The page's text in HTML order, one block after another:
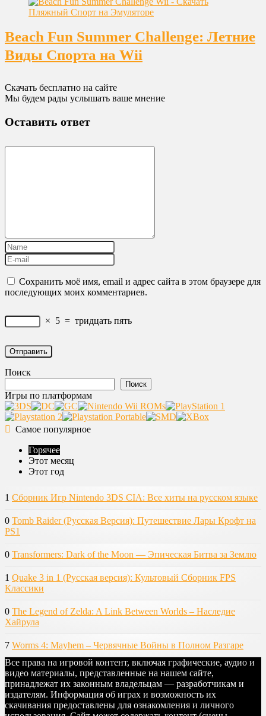
Beach Fun Summer Challenge: Летние
Виды Спорта на Wii
Скачать бесплатно на сайте
Мы будем рады услышать ваше мнение
Оставить ответ
Сохранить моё имя, email и адрес сайта в этом браузере для
последующих моих комментариев.
× 5 = тридцать пять
Поиск
Поиск
Игры по платформам
Самое популярное
Горячее
Этот месяц
Этот год
1 Сборник Игр Nintendo 3DS CIA: Все хиты на русском языке
0 Tomb Raider (Русская Версия): Путешествие Лары Крофт на
PS1
0 Transformers: Dark of the Moon — Эпическая Битва за Землю
1 Quake 3 in 1 (Русская версия): Культовый Сборник FPS
Классики
0 The Legend of Zelda: A Link Between Worlds – Наследие
Хайрула
7 Worms 4: Mayhem – Червячные Войны в Полном Разгаре
Все права на игровой контент, включая графические, аудио и
видео материалы, представленные на нашем сайте,
принадлежат их законным владельцам — разработчикам и
издателям. Информация об играх и возможность их
скачивания предоставлены для ознакомления и личного